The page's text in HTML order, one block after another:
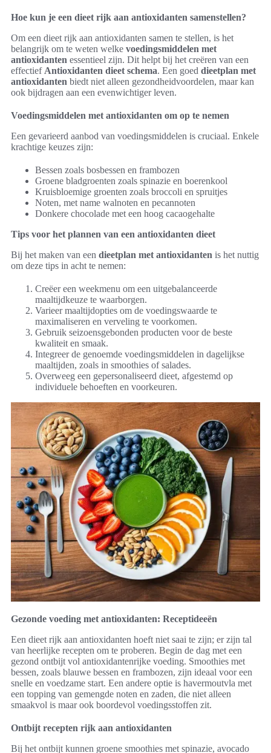
Hoe kun je een dieet rijk aan antioxidanten samenstellen?
Om een dieet rijk aan antioxidanten samen te stellen, is het
belangrijk om te weten welke voedingsmiddelen met
antioxidanten essentieel zijn. Dit helpt bij het creëren van een
effectief Antioxidanten dieet schema. Een goed dieetplan met
antioxidanten biedt niet alleen gezondheidvoordelen, maar kan
ook bijdragen aan een evenwichtiger leven.
Voedingsmiddelen met antioxidanten om op te nemen
Een gevarieerd aanbod van voedingsmiddelen is cruciaal. Enkele
krachtige keuzes zijn:
Bessen zoals bosbessen en frambozen
Groene bladgroenten zoals spinazie en boerenkool
Kruisbloemige groenten zoals broccoli en spruitjes
Noten, met name walnoten en pecannoten
Donkere chocolade met een hoog cacaogehalte
Tips voor het plannen van een antioxidanten dieet
Bij het maken van een dieetplan met antioxidanten is het nuttig
om deze tips in acht te nemen:
Creëer een weekmenu om een uitgebalanceerde
maaltijdkeuze te waarborgen.
Varieer maaltijdopties om de voedingswaarde te
maximaliseren en verveling te voorkomen.
Gebruik seizoensgebonden producten voor de beste
kwaliteit en smaak.
Integreer de genoemde voedingsmiddelen in dagelijkse
maaltijden, zoals in smoothies of salades.
Overweeg een gepersonaliseerd dieet, afgestemd op
individuele behoeften en voorkeuren.
Gezonde voeding met antioxidanten: Receptideeën
Een dieet rijk aan antioxidanten hoeft niet saai te zijn; er zijn tal
van heerlijke recepten om te proberen. Begin de dag met een
gezond ontbijt vol antioxidantenrijke voeding. Smoothies met
bessen, zoals blauwe bessen en frambozen, zijn ideaal voor een
snelle en voedzame start. Een andere optie is havermoutvla met
een topping van gemengde noten en zaden, die niet alleen
smaakvol is maar ook boordevol voedingsstoffen zit.
Ontbijt recepten rijk aan antioxidanten
Bij het ontbijt kunnen groene smoothies met spinazie, avocado